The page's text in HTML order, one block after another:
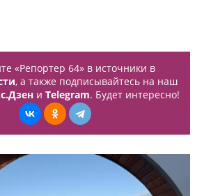
«Репортер 64» в источники в
, а также подписывайтесь на наш
и Telegram. Будет интересно!